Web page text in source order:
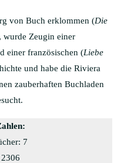
von Buch erklommen (Die
wurde Zeugin einer
einer französischen (Liebe
und habe die Riviera
zauberhaften Buchladen
7